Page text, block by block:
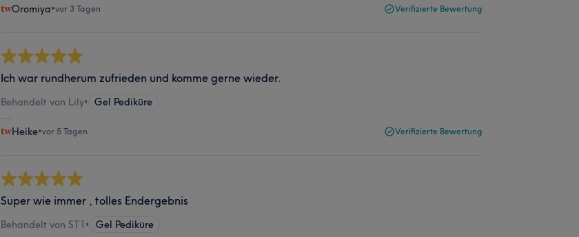
Oromiya•vor 3 Tagen Verifizierte Bewertung
Ich war rundherum zufrieden und komme gerne wieder.
Behandelt von Lily• Gel Pediküre
Heike•vor 5 Tagen Verifizierte Bewertung
Super wie immer , tolles Endergebnis
Behandelt von ST1 • Gel Pediküre